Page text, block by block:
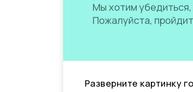
Мы хотим
Пожалуйста,
Разверните картинку